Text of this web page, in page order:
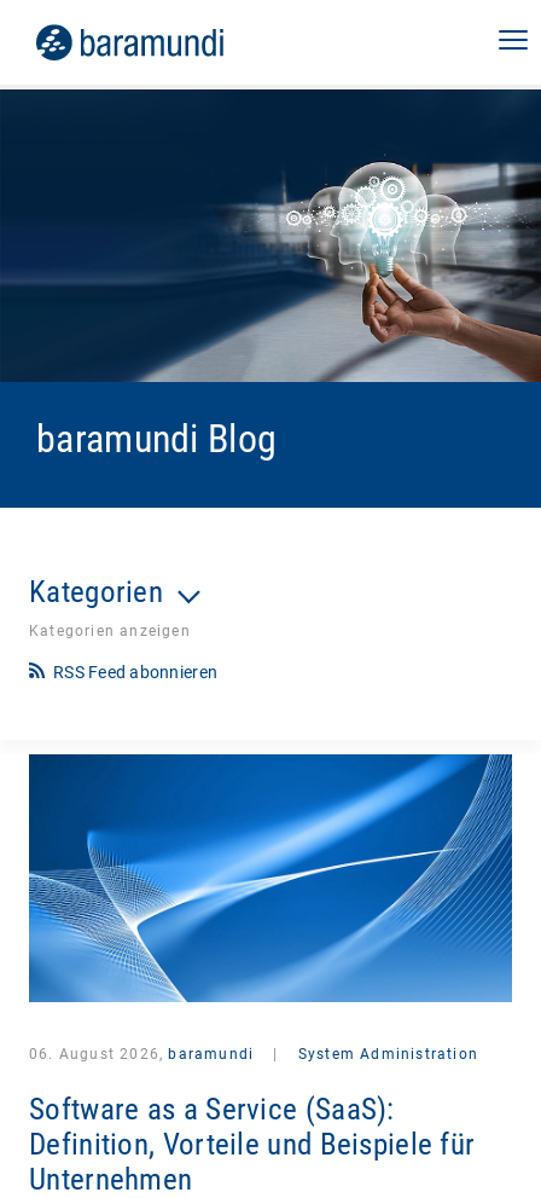
baramundi Blog
Kategorien
Kategorien anzeigen
RSS Feed abonnieren
06. August 2026, baramundi System Administration
Software as a Service (SaaS):
Definition, Vorteile und Beispiele für
Unternehmen